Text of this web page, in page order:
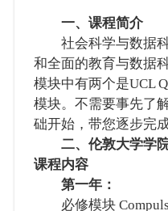
一、课程简介
社会科学与数据科
和全面的教育与数据
模块中有两个是UCL
模块。不需要事先了
础开始，带您逐步完
二、伦敦大学学
课程内容
第一年：
必修模块